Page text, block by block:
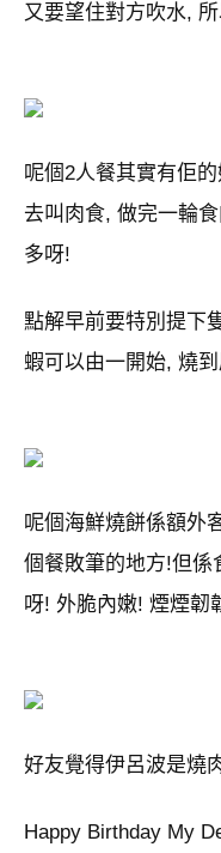
又要望住對方吹水,
呢個2人餐其實有佢
去叫肉食, 做完一輪
多呀!
點解早前要特別提下
蝦可以由一開始, 燒
呢個海鮮燒餅係額外
個餐敗筆的地方!但係
呀! 外脆內嫩! 煙煙韌
好友覺得伊呂波是燒
Happy Birthday My